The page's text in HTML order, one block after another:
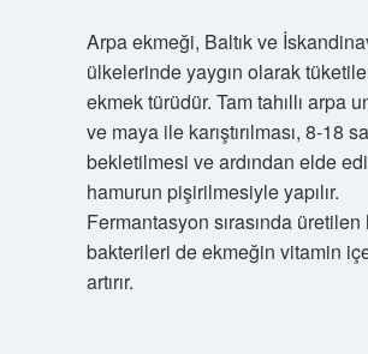
Arpa ekmeği, Baltık ve
ülkelerinde yaygın olarak
ekmek türüdür. Tam tahıllı arpa
ve maya ile karıştırılması, 8-18
bekletilmesi ve ardından elde
hamurun pişirilmesiyle yapılır.
Fermantasyon sırasında
bakterileri de ekmeğin vitamin
artırır.